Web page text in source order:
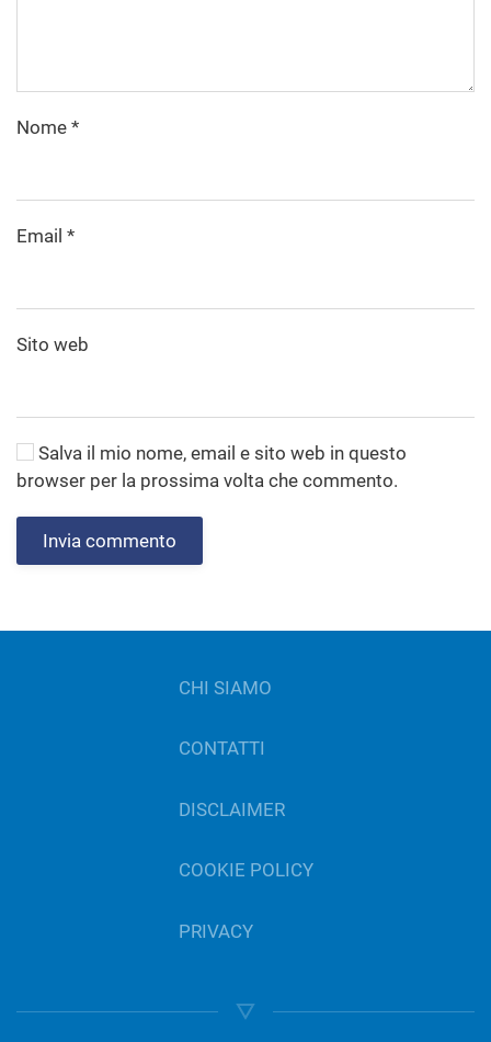
Nome *
Email *
Sito web
Salva il mio nome, email e sito web in questo
browser per la prossima volta che commento.
Invia commento
CHI SIAMO
CONTATTI
DISCLAIMER
COOKIE POLICY
PRIVACY